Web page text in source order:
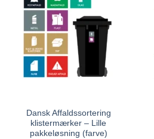
Dansk Affaldssortering
klistermærker – Lille
pakkeløsning (farve)